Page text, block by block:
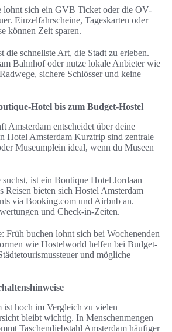
lohnt sich ein GVB Ticket oder die OV-
Einzelfahrscheine, Tageskarten oder
können Zeit sparen.
die schnellste Art, die Stadt zu erleben.
Bahnhof oder nutze lokale Anbieter wie
sichere Schlösser und keine
Hotel bis zum Budget-Hostel
Amsterdam entscheidet über deine
Hotel Amsterdam Kurztrip sind zentrale
Museumplein ideal, wenn du Museen
ist ein Boutique Hotel Jordaan
Reisen bieten sich Hostel Amsterdam
via Booking.com und Airbnb an.
und Check-in-Zeiten.
Früh buchen lohnt sich bei Wochenenden
wie Hostelworld helfen bei Budget-
und mögliche
ist hoch im Vergleich zu vielen
bleibt wichtig. In Menschenmengen
Taschendiebstahl Amsterdam häufiger